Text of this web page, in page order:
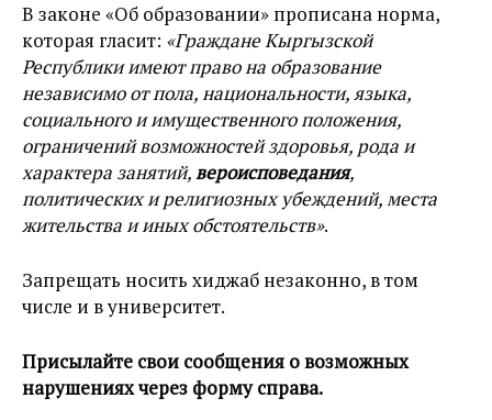
В законе «Об образовании» прописана норма,
которая гласит: «Граждане Кыргызской
Республики имеют право на образование
независимо от пола, национальности, языка,
социального и имущественного положения,
ограничений возможностей здоровья, рода и
характера занятий,вероисповедания,
политических и религиозных убеждений, места
жительства и иных обстоятельств».
Запрещать носить хиджаб незаконно, в том
числе и в университет.
Присылайте свои сообщения о возможных
нарушениях через форму справа.